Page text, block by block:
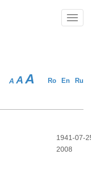
Ro En Ru
A A A
1941-07-
2008